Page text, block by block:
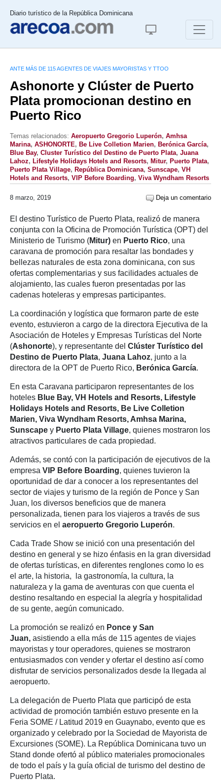
Diario turístico de la República Dominicana
ANTE MÁS DE 115 AGENTES DE VIAJES MAYORISTAS Y TTOO
Ashonorte y Clúster de Puerto
Plata promocionan destino en
Puerto Rico
Temas relacionados: Aeropuerto Gregorio Luperón, Amhsa
Marina, ASHONORTE, Be Live Colletion Marien, Berónica García,
Blue Bay, Cluster Turístico del Destino de Puerto Plata, Juana
Lahoz, Lifestyle Holidays Hotels and Resorts, Mitur, Puerto Plata,
Puerto Plata Village, República Dominicana, Sunscape, VH
Hotels and Resorts, VIP Before Boarding, Viva Wyndham Resorts
8 marzo, 2019 Deja un comentario
El destino Turístico de Puerto Plata, realizó de manera
conjunta con la Oficina de Promoción Turística (OPT) del
Ministerio de Turismo (Mitur) en Puerto Rico, una
caravana de promoción para resaltar las bondades y
bellezas naturales de esta zona dominicana, con sus
ofertas complementarias y sus facilidades actuales de
alojamiento, las cuales fueron presentadas por las
cadenas hoteleras y empresas participantes.
La coordinación y logística que formaron parte de este
evento, estuvieron a cargo de la directora Ejecutiva de la
Asociación de Hoteles y Empresas Turísticas del Norte
(Ashonorte), y representante del Clúster Turístico del
Destino de Puerto Plata, Juana Lahoz, junto a la
directora de la OPT de Puerto Rico, Berónica García.
En esta Caravana participaron representantes de los
hoteles Blue Bay, VH Hotels and Resorts, Lifestyle
Holidays Hotels and Resorts, Be Live Colletion
Marien, Viva Wyndham Resorts, Amhsa Marina,
Sunscape y Puerto Plata Village, quienes mostraron los
atractivos particulares de cada propiedad.
Además, se contó con la participación de ejecutivos de la
empresa VIP Before Boarding, quienes tuvieron la
oportunidad de dar a conocer a los representantes del
sector de viajes y turismo de la región de Ponce y San
Juan, los diversos beneficios que de manera
personalizada, tienen para los viajeros a través de sus
servicios en el aeropuerto Gregorio Luperón.
Cada Trade Show se inició con una presentación del
destino en general y se hizo énfasis en la gran diversidad
de ofertas turísticas, en diferentes renglones como lo es
el arte, la historia, la gastronomía, la cultura, la
naturaleza y la gama de aventuras con que cuenta el
destino resaltando en especial la alegría y hospitalidad
de su gente, aegún comunicado.
La promoción se realizó en Ponce y San
Juan, asistiendo a ella más de 115 agentes de viajes
mayoristas y tour operadores, quienes se mostraron
entusiasmados con vender y ofertar el destino así como
disfrutar de servicios personalizados desde la llegada al
aeropuerto.
La delegación de Puerto Plata que participó de esta
actividad de promoción también estuvo presente en la
Feria SOME / Latitud 2019 en Guaynabo, evento que es
organizado y celebrado por la Sociedad de Mayorista de
Excursiones (SOME). La República Dominicana tuvo un
Stand donde ofertó al público materiales promocionales
de todo el país y la guía oficial de turismo del destino de
Puerto Plata.